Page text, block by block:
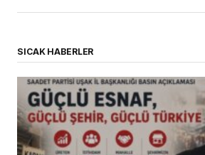
SICAK HABERLER